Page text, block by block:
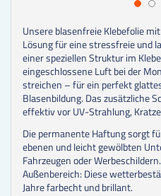
Unsere blasenfreie Klebefolie
Lösung für eine stressfreie und
einer speziellen Struktur im
eingeschlossene Luft bei der
streichen – für ein perfekt
Blasenbildung. Das zusätzliche
effektiv vor UV-Strahlung,
Die permanente Haftung sorgt
ebenen und leicht gewölbten
Fahrzeugen oder
Außenbereich: Diese
Jahre farbecht und brillant.